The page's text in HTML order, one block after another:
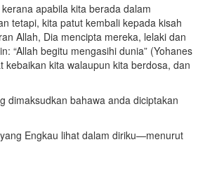
apabila kita berada dalam
tetapi, kita patut kembali kepada kisah
Allah, Dia mencipta mereka, lelaki dan
“Allah begitu mengasihi dunia” (Yohanes
kita walaupun kita berdosa, dan
dimaksudkan bahawa anda diciptakan
Engkau lihat dalam diriku—menurut